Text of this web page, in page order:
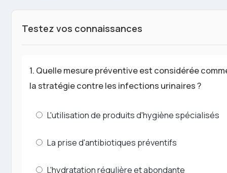
Testez vos connaissances
1. Quelle mesure préventive est considérée
la stratégie contre les infections urinaires ?
L'utilisation de produits d'hygiène spécialisés
La prise d'antibiotiques préventifs
L'hydratation régulière et abondante